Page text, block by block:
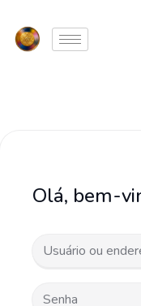
Olá, bem-